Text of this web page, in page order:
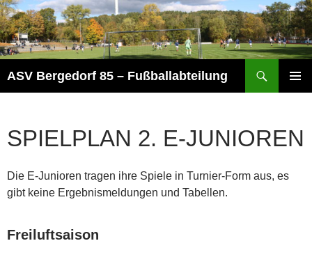
Zum
Inhalt
springen
ASV Bergedorf 85 – Fußballabteilung
SPIELPLAN 2. E-JUNIOREN
Die E-Junioren tragen ihre Spiele in Turnier-Form aus, es
gibt keine Ergebnismeldungen und Tabellen.
Freiluftsaison